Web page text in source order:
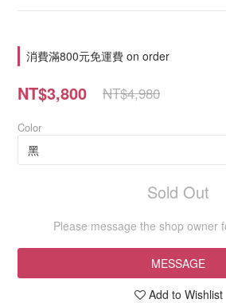
消費滿800元免運費 on order
NT$3,800 NT$4,980
Color
Sold Out
Please message the shop owner
MESSAGE
Add to Wishlist